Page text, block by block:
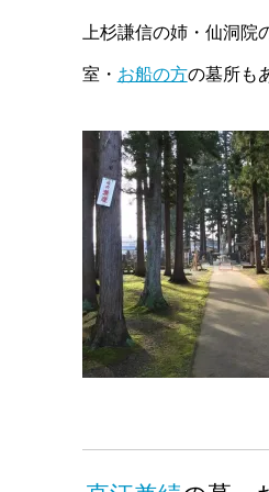
上杉謙信の姉・仙洞院
室・ お船の方の墓所も